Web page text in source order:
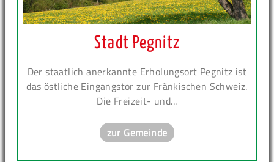
Stadt Pegnitz
Der staatlich anerkannte Erholungsort Pegnitz ist
das östliche Eingangstor zur Fränkischen Schweiz.
Die Freizeit- und...
zur Gemeinde